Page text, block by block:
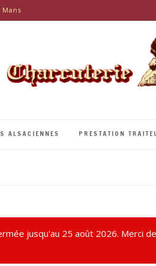
ALSACIENNES PRESTATION
jusqu'au 25 août 2026. Merci